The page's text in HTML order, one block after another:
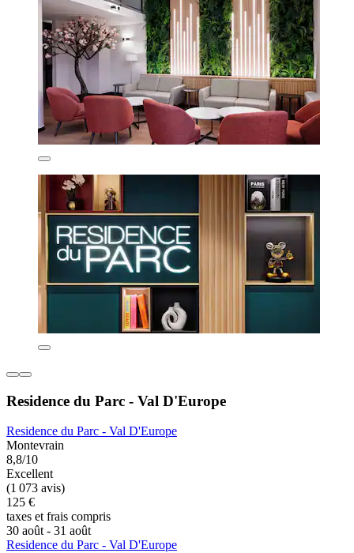
Residence du Parc - Val D'Europe
Residence du Parc - Val D'Europe
Montevrain
8,8/10
Excellent
(1 073 avis)
125 €
taxes et frais compris
30 août - 31 août
Residence du Parc - Val D'Europe